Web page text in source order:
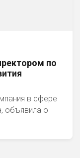
по
в сфере
объявила о